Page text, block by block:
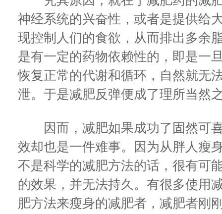
神经系统的兴奋性，或者是提供给
现控制人们的食欲，从而排出多余
是有一定的药物依赖性的，即是一
恢复正常的代谢和循环，自然就无
泄。于是减肥反弹便成了理所当然
因而，减肥如果成功了固然可喜
效却也是一件难事。因为从胖人瘦
不是科学的减肥方法的话，很有可
的效果，并无法持久。有很多使用
肥方法来瘦身的减肥者，减肥者刚